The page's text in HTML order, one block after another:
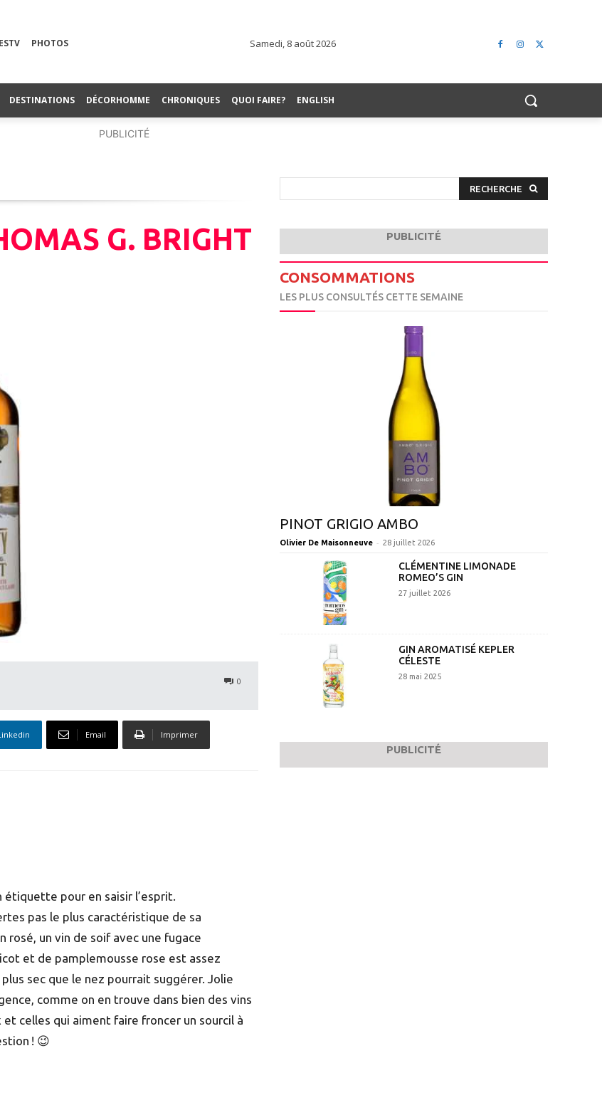
PHOTOS Samedi, 8 août 2026
DESTINATIONS DÉCORHOMME CHRONIQUES QUOI FAIRE? ENGLISH
PUBLICITÉ
G. BRIGHT
0
Email Imprimer
étiquette pour en saisir l’esprit.
pas le plus caractéristique de sa
rosé, un vin de soif avec une fugace
et de pamplemousse rose est assez
sec que le nez pourrait suggérer. Jolie
comme on en trouve dans bien des vins
celles qui aiment faire froncer un sourcil à
! 😉
RECHERCHE
PUBLICITÉ
CONSOMMATIONS
LES PLUS CONSULTÉS CETTE SEMAINE
PINOT GRIGIO AMBO
Olivier De Maisonneuve - 28 juillet 2026
CLÉMENTINE LIMONADE
ROMEO’S GIN
27 juillet 2026
GIN AROMATISÉ KEPLER
CÉLESTE
28 mai 2025
PUBLICITÉ